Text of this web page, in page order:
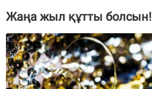
Жаңа жыл құтты болсын!